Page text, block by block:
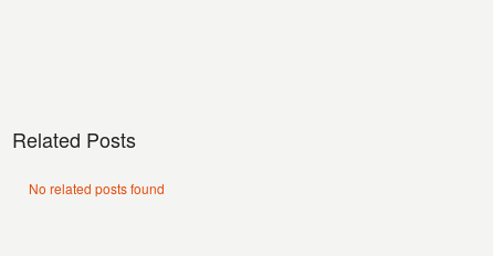
Related Posts
No related posts found